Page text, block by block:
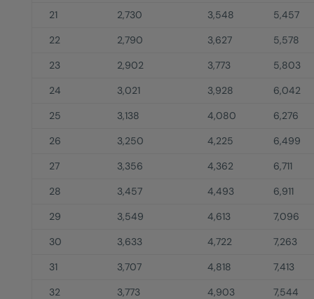
21
2,730 3,548
5,457
22
2,790 3,627
5,578
23
2,902 3,773
5,803
24
3,021 3,928
6,042
25
3,138 4,080
6,276
26
3,250 4,225
6,499
27
3,356 4,362
6,711
28
3,457 4,493
6,911
29
3,549 4,613
7,096
30
3,633 4,722
7,263
31
3,707 4,818
7,413
32
3,773 4,903
7,544